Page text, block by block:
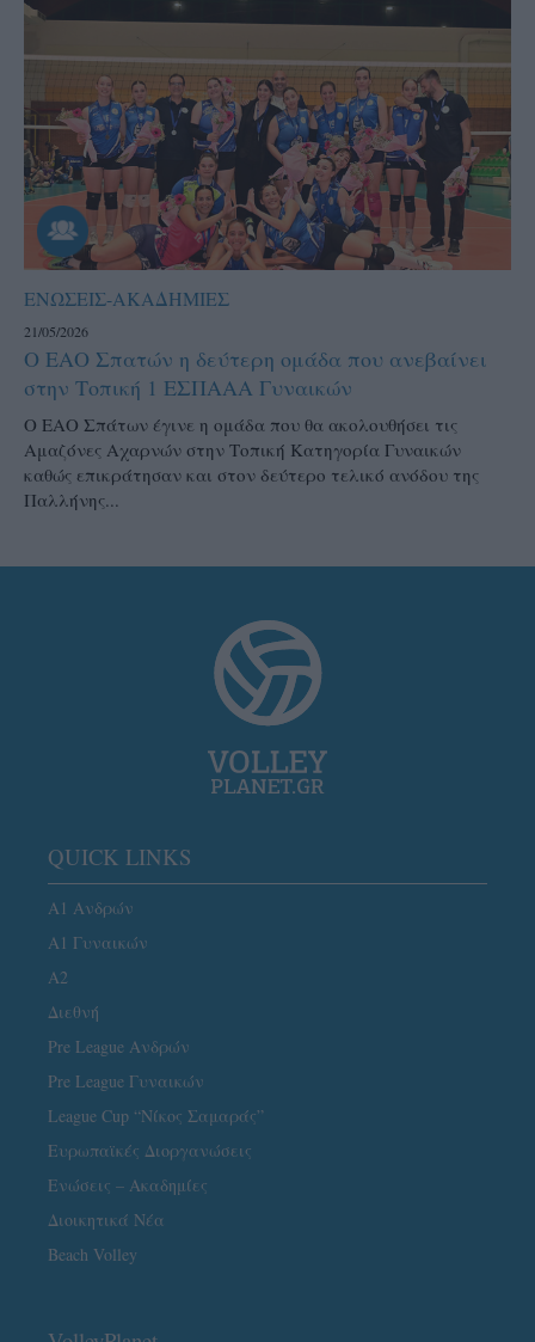
ΕΝΩΣΕΙΣ-ΑΚΑΔΗΜΙΕΣ
21/05/2026
Ο ΕΑΟ Σπατών η δεύτερη ομάδα που ανεβαίνει
στην Τοπική 1 ΕΣΠΑΑΑ Γυναικών
Ο ΕΑΟ Σπάτων έγινε η ομάδα που θα ακολουθήσει τις
Αμαζόνες Αχαρνών στην Τοπική Κατηγορία Γυναικών
καθώς επικράτησαν και στον δεύτερο τελικό ανόδου της
Παλλήνης...
QUICK LINKS
Α1 Ανδρών
Α1 Γυναικών
A2
Διεθνή
Pre League Ανδρών
Pre League Γυναικών
League Cup “Νίκος Σαμαράς”
Ευρωπαϊκές Διοργανώσεις
Ενώσεις – Ακαδημίες
Διοικητικά Νέα
Beach Volley